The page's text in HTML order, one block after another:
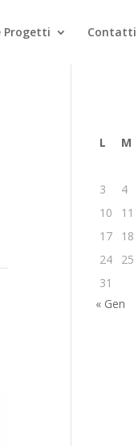
Progetti Contatti
L M
3
4
10
11
17
18
24
25
31
« Gen